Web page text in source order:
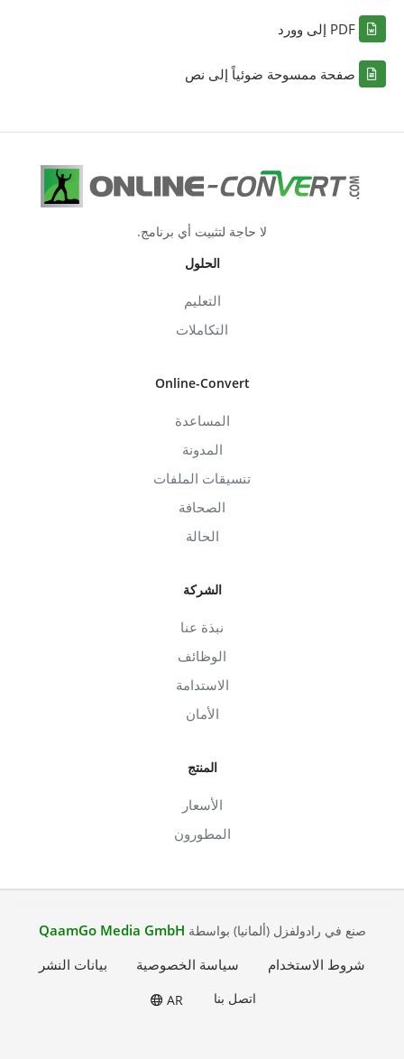
PDF إلى وورد
صفحة ممسوحة ضوئياً إلى نص
لا حاجة لتثبيت أي برنامج.
الحلول
التعليم
التكاملات
Online-Convert
المساعدة
المدونة
تنسيقات الملفات
الصحافة
الحالة
الشركة
نبذة عنا
الوظائف
الاستدامة
الأمان
المنتج
الأسعار
المطورون
صنع في رادولفزل (ألمانيا) بواسطة QaamGo Media GmbH
شروط الاستخدام
سياسة الخصوصية بيانات النشر
اتصل بنا AR